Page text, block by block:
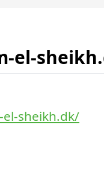
el-
sheikh.dk/